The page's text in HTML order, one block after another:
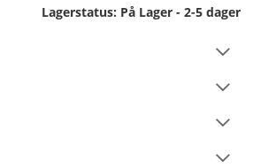
Lagerstatus: På Lager - 2-5 dager